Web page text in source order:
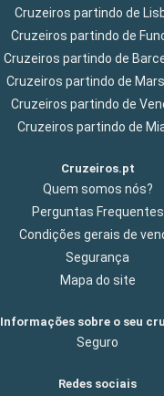
Cruzeiros partindo de
Cruzeiros partindo de
Cruzeiros partindo de
Cruzeiros partindo de
Cruzeiros partindo de
Cruzeiros partindo de
Cruzeiros.pt
Quem somos nós?
Perguntas Frequentes
Condições gerais de
Segurança
Mapa do site
Informações sobre o seu
Seguro
Redes sociais